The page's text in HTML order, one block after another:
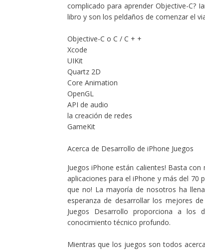
complicado para aprender Objective-C?
libro y son los peldaños de comenzar el
Objective-C o C / C + +
Xcode
UIKit
Quartz 2D
Core Animation
OpenGL
API de audio
la creación de redes
GameKit
Acerca de Desarrollo de iPhone Juegos
Juegos iPhone están calientes! Basta
aplicaciones para el iPhone y más del 70
que no! La mayoría de nosotros ha
esperanza de desarrollar los mejores
Juegos Desarrollo proporciona a
conocimiento técnico profundo.
Mientras que los juegos son todos